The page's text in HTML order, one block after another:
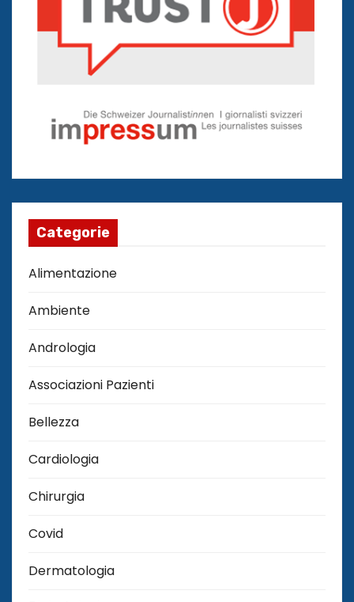
Categorie
Alimentazione
Ambiente
Andrologia
Associazioni Pazienti
Bellezza
Cardiologia
Chirurgia
Covid
Dermatologia